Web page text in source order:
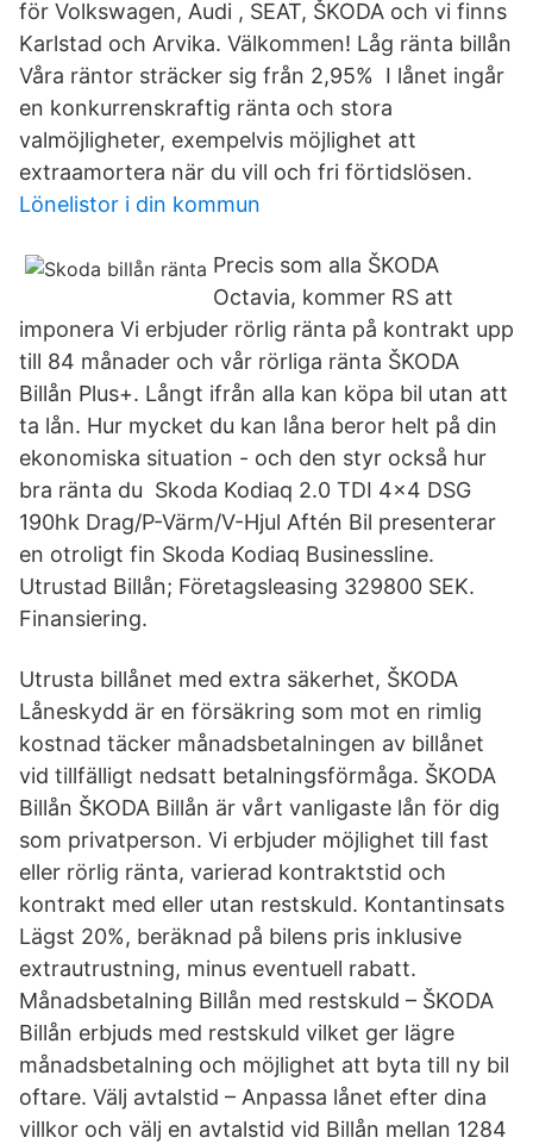
för Volkswagen, Audi , SEAT, ŠKODA och vi finns
Karlstad och Arvika. Välkommen! Låg ränta billån
Våra räntor sträcker sig från 2,95% I lånet ingår
en konkurrenskraftig ränta och stora
valmöjligheter, exempelvis möjlighet att
extraamortera när du vill och fri förtidslösen.
Lönelistor i din kommun
Precis som alla ŠKODA
Octavia, kommer RS att
imponera Vi erbjuder rörlig ränta på kontrakt upp
till 84 månader och vår rörliga ränta ŠKODA
Billån Plus+. Långt ifrån alla kan köpa bil utan att
ta lån. Hur mycket du kan låna beror helt på din
ekonomiska situation - och den styr också hur
bra ränta du Skoda Kodiaq 2.0 TDI 4x4 DSG
190hk Drag/P-Värm/V-Hjul Aftén Bil presenterar
en otroligt fin Skoda Kodiaq Businessline.
Utrustad Billån; Företagsleasing 329800 SEK.
Finansiering.
Utrusta billånet med extra säkerhet, ŠKODA
Låneskydd är en försäkring som mot en rimlig
kostnad täcker månadsbetalningen av billånet
vid tillfälligt nedsatt betalningsförmåga. ŠKODA
Billån ŠKODA Billån är vårt vanligaste lån för dig
som privatperson. Vi erbjuder möjlighet till fast
eller rörlig ränta, varierad kontraktstid och
kontrakt med eller utan restskuld. Kontantinsats
Lägst 20%, beräknad på bilens pris inklusive
extrautrustning, minus eventuell rabatt.
Månadsbetalning Billån med restskuld – ŠKODA
Billån erbjuds med restskuld vilket ger lägre
månadsbetalning och möjlighet att byta till ny bil
oftare. Välj avtalstid – Anpassa lånet efter dina
villkor och välj en avtalstid vid Billån mellan 12­84